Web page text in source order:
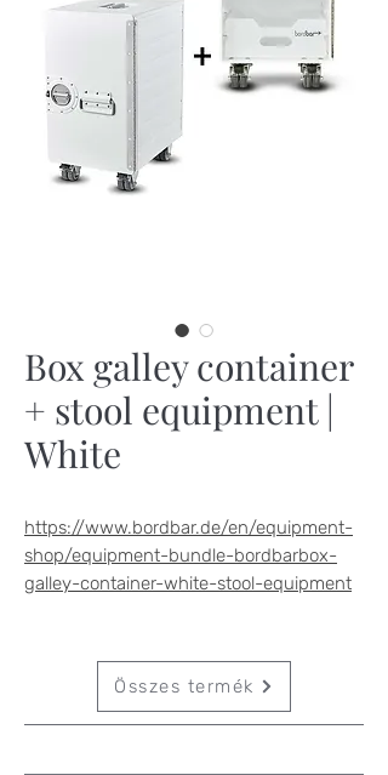
Box galley container
+ stool equipment |
White
https://www.bordbar.de/en/equipment-
shop/equipment-bundle-bordbarbox-
galley-container-white-stool-equipment
Összes termék